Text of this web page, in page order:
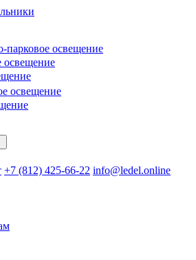
парковое освещение
освещение
освещение
+7 (812) 425-66-22 info@ledel.online